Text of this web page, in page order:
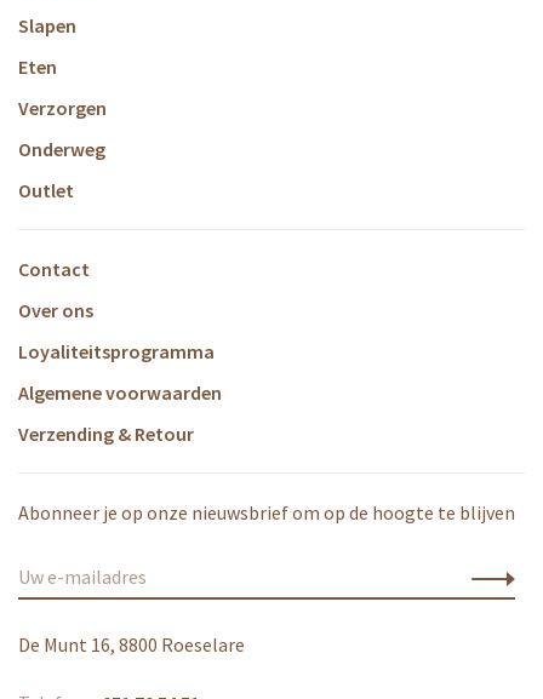
Slapen
Eten
Verzorgen
Onderweg
Outlet
Contact
Over ons
Loyaliteitsprogramma
Algemene voorwaarden
Verzending & Retour
Abonneer je op onze nieuwsbrief om op de hoogte te blijven
De Munt 16, 8800 Roeselare